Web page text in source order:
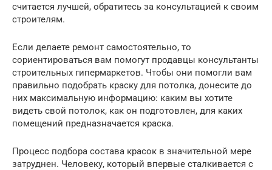
считается лучшей, обратитесь за консультацией к своим
строителям.
Если делаете ремонт самостоятельно, то
сориентироваться вам помогут продавцы консультанты
строительных гипермаркетов. Чтобы они помогли вам
правильно подобрать краску для потолка, донесите до
них максимальную информацию: каким вы хотите
видеть свой потолок, как он подготовлен, для каких
помещений предназначается краска.
Процесс подбора состава красок в значительной мере
затруднен. Человеку, который впервые сталкивается с